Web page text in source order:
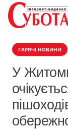
ГАРЯЧІ НОВИНИ
У